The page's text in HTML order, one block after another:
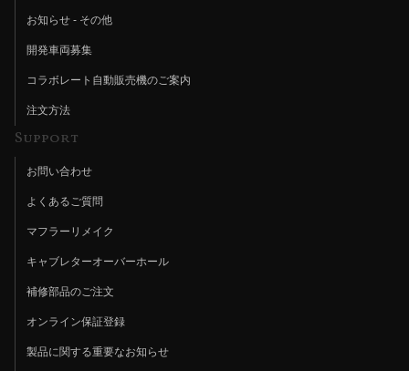
お知らせ - その他
開発車両募集
コラボレート自動販売機のご案内
注文方法
Support
お問い合わせ
よくあるご質問
マフラーリメイク
キャブレターオーバーホール
補修部品のご注文
オンライン保証登録
製品に関する重要なお知らせ